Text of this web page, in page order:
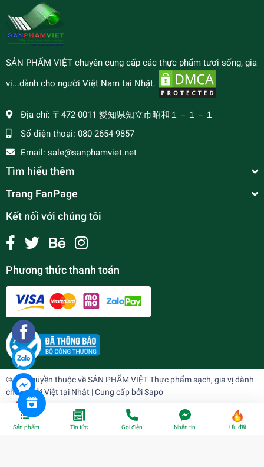
SẢN PHẨM VIỆT chuyên cung cấp các thực phẩm tươi sống, gia
vị...dành cho người Việt Nam tại Nhật.
Địa chỉ: 〒472-0011 愛知県知立市昭和１－１－１
Số điện thoại: 080-2654-9857
Email: sale@sanphamviet.net
Tìm hiểu thêm
Trang FanPage
Kết nối với chúng tôi
Phương thức thanh toán
© Bản quyền thuộc vềSẢN PHẨM VIỆT Thực phẩm sạch, gia vị dành
cho người Việt tại Nhật | Cung cấp bởiSapo
Sản phẩm Tin tức Gọi điện Nhắn tin Ưu đãi